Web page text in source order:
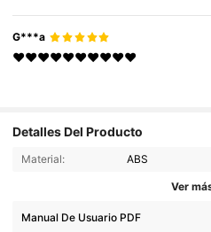
G***a
❤️❤️❤️❤️❤️❤️❤️❤️❤️❤️
Detalles Del Producto
Material: ABS
Ver
Manual De Usuario PDF